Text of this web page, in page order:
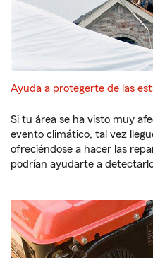
Ayuda a protegerte de las
Si tu área se ha visto muy
evento climático, tal vez
ofreciéndose a hacer las
podrían ayudarte a